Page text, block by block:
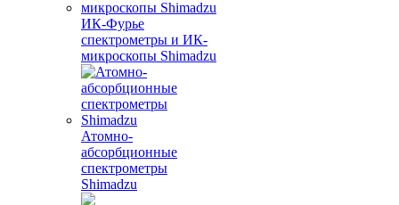
ИК-Фурье
спектрометры и ИК-
микроскопы Shimadzu
Атомно-
абсорбционные
спектрометры
Shimadzu